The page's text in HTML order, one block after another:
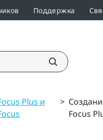
Поддержка
Plus и
>
Focus